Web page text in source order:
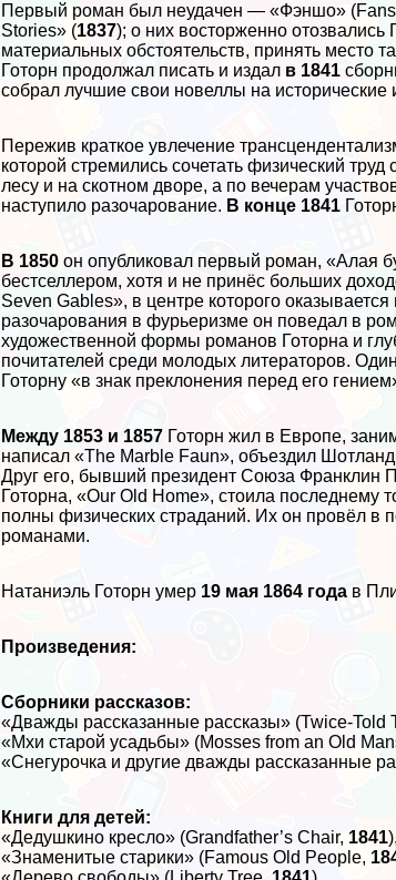
Первый роман был неудачен — «Фэншо»
Stories» (1837); о них восторженно
материальных обстоятельств, принять место
Готорн продолжал писать и издал в 1841
собрал лучшие свои новеллы на
Пережив краткое увлечение
которой стремились сочетать физический
лесу и на скотном дворе, а по вечерам
наступило разочарование. В конце 1841
В 1850 он опубликовал первый роман, «Алая
бестселлером, хотя и не принёс больших
Seven Gables», в центре которого
разочарования в фурьеризме он поведал в
художественной формы романов Готорна и
почитателей среди молодых литераторов.
Готорну «в знак преклонения перед его
Между 1853 и 1857 Готорн жил в Европе,
написал «The Marble Faun», объездил
Друг его, бывший президент Союза Франклин
Готорна, «Our Old Home», стоила последнему
полны физических страданий. Их он провёл в
романами.
Натаниэль Готорн умер 19 мая 1864 года в
Произведения:
Сборники рассказов:
«Дважды рассказанные рассказы» (Twice-Told
«Мхи старой усадьбы» (Mosses from an Old
«Снегурочка и другие дважды рассказанные
Книги для детей:
«Дедушкино кресло» (Grandfather’s Chair, 1841),
«Знаменитые старики» (Famous Old People,